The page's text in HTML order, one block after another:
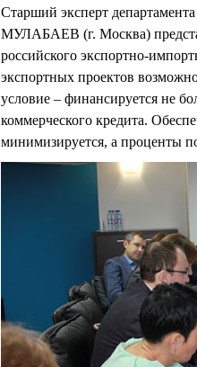
Старший эксперт
МУЛАБАЕВ (г. Москва)
российского экспортно-
экспортных проектов
условие – финансируется не
коммерческого кредита.
минимизируется, а проценты